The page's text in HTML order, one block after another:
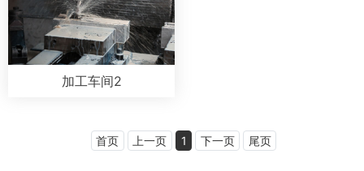
加工车间2
首页 上一页 1 下一页 尾页